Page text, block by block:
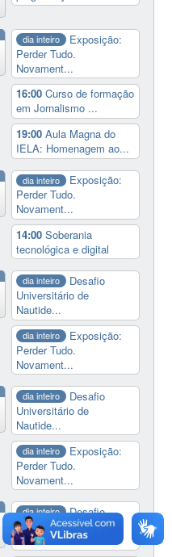
dia inteiro
Exposição:
Perder Tudo.
Novament...
16:00Curso de formação
em Jornalismo ...
19:00Aula Magna do
IELA: Homenagem ao...
dia inteiro
Exposição:
Perder Tudo.
Novament...
14:00Soberania
tecnológica e digital
dia inteiro
Desafio
Universitário de
Nautide...
dia inteiro
Exposição:
Perder Tudo.
Novament...
dia inteiro
Desafio
Universitário de
Nautide...
dia inteiro
Exposição:
Perder Tudo.
Novament...
dia inteiro
Desafio
Universitário de
Nautide...